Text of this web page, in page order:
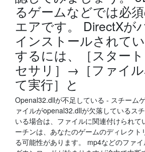
るゲームなどでは必
エアです。 DirectXが
インストールされて
するには、［スター
セサリ］→［ファイル
て実行］と
Openal32.dllが不足している - スチーム
ァイルがopenal32.dllが欠落しているス
いる場合は、ファイルに関連付けられて
ーチンは、あなたのゲームのディレクト
る可能性があります。 mp4などのファイ